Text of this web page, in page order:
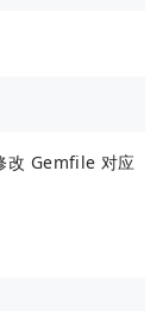
改 Gemfile 对应